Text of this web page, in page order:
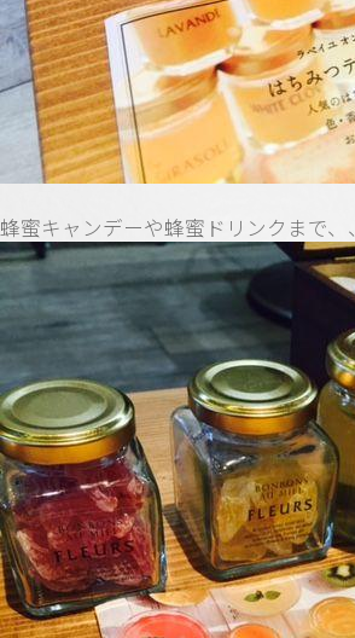
蜂蜜キャンデーや蜂蜜ドリンクまで、、